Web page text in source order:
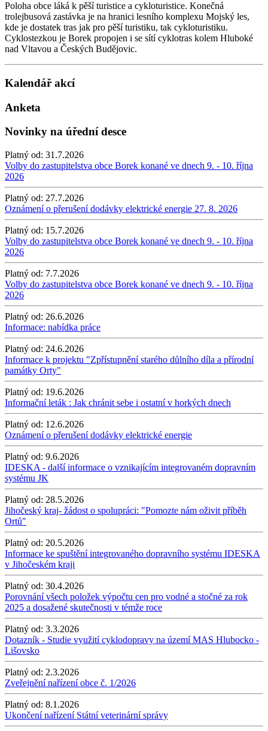
Poloha obce láká k pěší turistice a cykloturistice. Konečná
trolejbusová zastávka je na hranici lesního komplexu Mojský les,
kde je dostatek tras jak pro pěší turistiku, tak cykloturistiku.
Cyklostezkou je Borek propojen i se sítí cyklotras kolem Hluboké
nad Vltavou a Českých Budějovic.
Kalendář akcí
Anketa
Novinky na úřední desce
Platný od: 31.7.2026
Volby do zastupitelstva obce Borek konané ve dnech 9. - 10. října
2026
Platný od: 27.7.2026
Oznámení o přerušení dodávky elektrické energie 27. 8. 2026
Platný od: 15.7.2026
Volby do zastupitelstva obce Borek konané ve dnech 9. - 10. října
2026
Platný od: 7.7.2026
Volby do zastupitelstva obce Borek konané ve dnech 9. - 10. října
2026
Platný od: 26.6.2026
Informace: nabídka práce
Platný od: 24.6.2026
Informace k projektu "Zpřístupnění starého důlního díla a přírodní
památky Orty"
Platný od: 19.6.2026
Informační leták : Jak chránit sebe i ostatní v horkých dnech
Platný od: 12.6.2026
Oznámení o přerušení dodávky elektrické energie
Platný od: 9.6.2026
IDESKA - další informace o vznikajícím integrovaném dopravním
systému JK
Platný od: 28.5.2026
Jihočeský kraj- žádost o spolupráci: "Pomozte nám oživit příběh
Ortů"
Platný od: 20.5.2026
Informace ke spuštění integrovaného dopravního systému IDESKA
v Jihočeském kraji
Platný od: 30.4.2026
Porovnání všech položek výpočtu cen pro vodné a stočné za rok
2025 a dosažené skutečnosti v témže roce
Platný od: 3.3.2026
Dotazník - Studie využití cyklodopravy na území MAS Hlubocko -
Lišovsko
Platný od: 2.3.2026
Zveřejnění nařízení obce č. 1/2026
Platný od: 8.1.2026
Ukončení nařízení Státní veterinární správy